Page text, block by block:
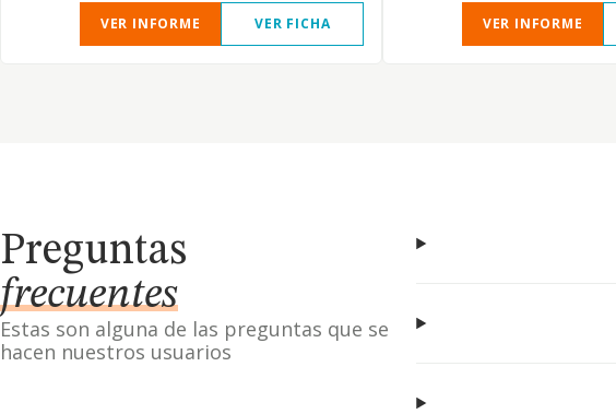
VER INFORME VER FICHA VER INFORME
Preguntas
frecuentes
Estas son alguna de las preguntas que se
hacen nuestros usuarios